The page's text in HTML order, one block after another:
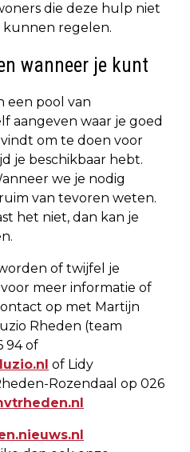
die deze hulp niet
kunnen regelen.
wanneer je kunt
een pool van
aangeven waar je goed
om te doen voor
je beschikbaar hebt.
we je nodig
van tevoren weten.
het niet, dan kan je
of twijfel je
meer informatie of
op met Martijn
Rheden (team
94 of
of Lidy
Rozendaal op 026